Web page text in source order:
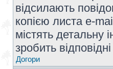
відсилають
копією листа e-
містять детальну
зробить відповідні
Догори